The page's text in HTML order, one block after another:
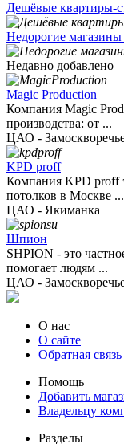
Дешёвые квартиры-
Недорогие
Недавно добавлено
Magic Production
Компания Magic
производства: от ...
ЦАО -
KPD proff
Компания KPD proff
потолков в Москве ...
ЦАО - Якиманка
Шпион
SHPION - это
помогает людям ...
ЦАО -
О нас
О сайте
Обратная связь
Помощь
Добавить
Владельцу
Разделы